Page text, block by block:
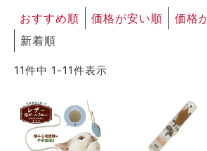
ご利用案内
ACCOUNT MENU
meeting_room ログイン person
おすすめ順 価格が安い順
価格
新着順
11件中 1 -11件表示